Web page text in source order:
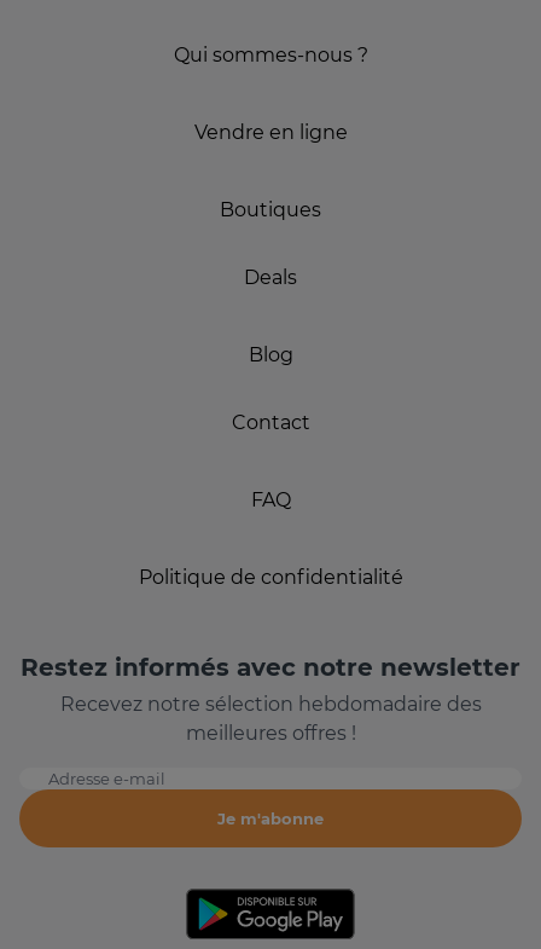
Qui sommes-nous ?
Vendre en ligne
Boutiques
Deals
Blog
Contact
FAQ
Politique de confidentialité
Restez informés avec notre newsletter
Recevez notre sélection hebdomadaire des
meilleures offres !
Adresse e-mail
Je m'abonne